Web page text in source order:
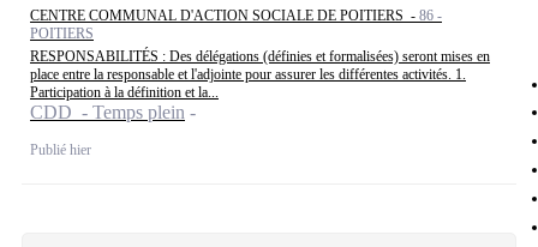
CENTRE COMMUNAL D'ACTION SOCIALE DE POITIERS - 86 -
POITIERS
RESPONSABILITÉS : Des délégations (définies et formalisées) seront mises en
place entre la responsable et l'adjointe pour assurer les différentes activités. 1.
Participation à la définition et la...
CDD - Temps plein
Publié hier